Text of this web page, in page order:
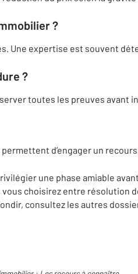
?
Une expertise est souvent
?
toutes les preuves avant
d’engager un recours.
une phase amiable
vous choisirez entre résolution
consultez les autres